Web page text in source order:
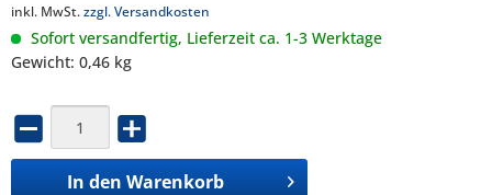
inkl. MwSt.zzgl. Versandkosten
Sofort versandfertig, Lieferzeit ca. 1-3 Werktage
Gewicht: 0,46 kg
In den Warenkorb